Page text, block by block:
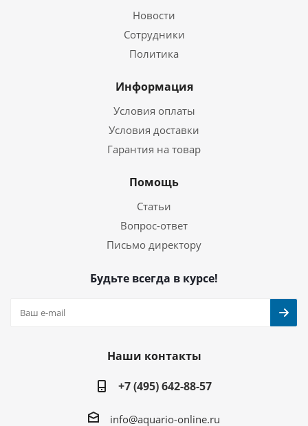
Новости
Сотрудники
Политика
Информация
Условия оплаты
Условия доставки
Гарантия на товар
Помощь
Статьи
Вопрос-ответ
Письмо директору
Будьте всегда в курсе!
Наши контакты
+7 (495) 642-88-57
info@aquario-online.ru